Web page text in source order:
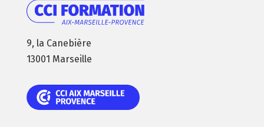
9, la Canebière
13001 Marseille